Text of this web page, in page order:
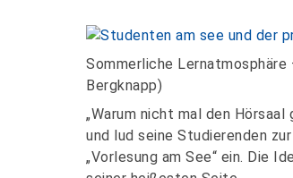
Sommerliche
Bergknapp)
„Warum nicht mal den
und lud seine Studierenden
„Vorlesung am See“ ein. Die